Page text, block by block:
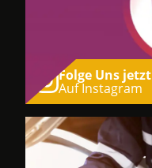
Folge Uns jetzt
Auf Instagram